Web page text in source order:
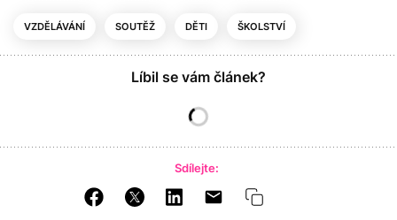
VZDĚLÁVÁNÍ SOUTĚŽ DĚTI ŠKOLSTVÍ
Líbil se vám článek?
Sdílejte: